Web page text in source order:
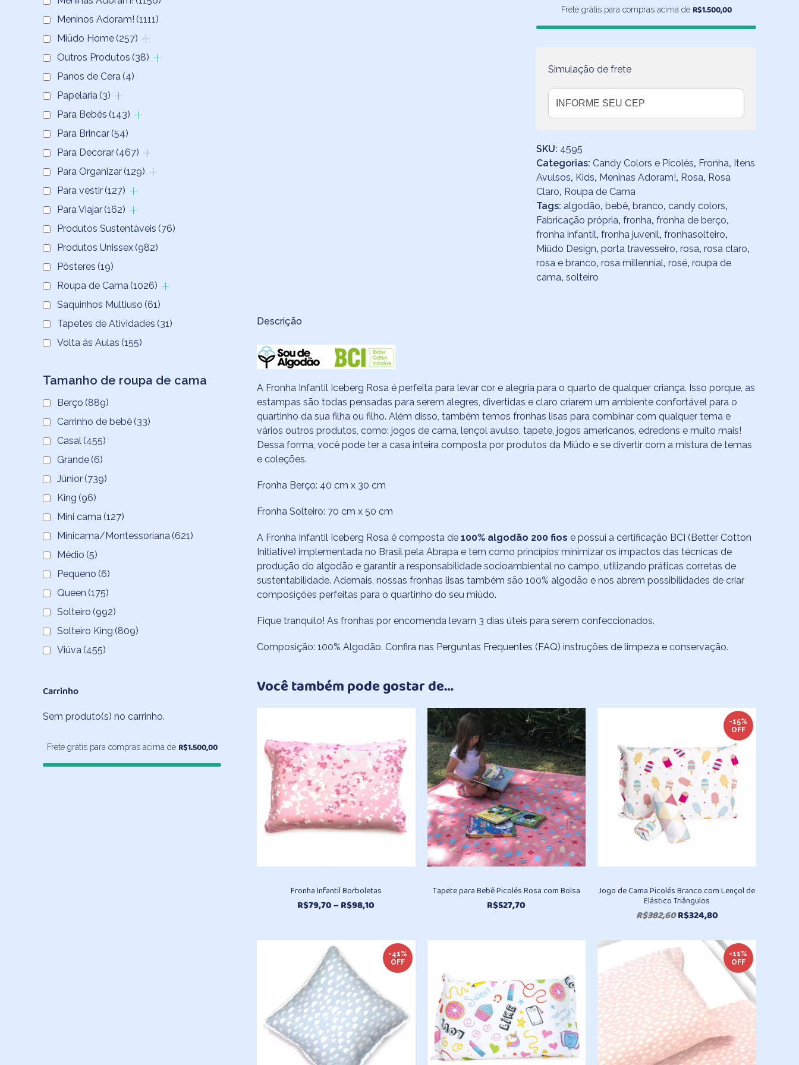
quantidade
Frete grátis para compras acima de R$1.500,00
Simulação de frete
SKU: 4595
Categorias: Candy Colors e Picolés, Fronha, Itens
Avulsos, Kids, Meninas Adoram!, Rosa, Rosa
Claro, Roupa de Cama
Tags: algodão,bebê,branco,candy colors,
Fabricação própria,fronha,fronha de berço,
fronha infantil,fronha juvenil,fronhasolteiro,
Miüdo Design,porta travesseiro,rosa,rosa claro,
rosa e branco,rosa millennial,rosé,roupa de
cama,solteiro
Descrição
A Fronha Infantil Iceberg Rosa é perfeita para levar cor e alegria para o quarto de qualquer criança. Isso porque, as
estampas são todas pensadas para serem alegres, divertidas e claro criarem um ambiente confortável para o
quartinho da sua filha ou filho. Além disso, também temos fronhas lisas para combinar com qualquer tema e
vários outros produtos, como: jogos de cama, lençol avulso, tapete, jogos americanos, edredons e muito mais!
Dessa forma, você pode ter a casa inteira composta por produtos da Miüdo e se divertir com a mistura de temas
e coleções.
Fronha Berço: 40 cm x 30 cm
Fronha Solteiro: 70 cm x 50 cm
A Fronha Infantil Iceberg Rosa é composta de 100% algodão 200 fios e possui a certificação BCI (Better Cotton
Initiative) implementada no Brasil pela Abrapa e tem como princípios minimizar os impactos das técnicas de
produção do algodão e garantir a responsabilidade socioambiental no campo, utilizando práticas corretas de
sustentabilidade.​ Ademais, nossas fronhas lisas também são 100% algodão e nos abrem possibilidades de criar
composições perfeitas para o quartinho do seu miúdo.
Fique tranquilo! As fronhas por encomenda levam 3 dias úteis para serem confeccionados.
Composição: 100% Algodão. Confira nas Perguntas Frequentes (FAQ) instruções de limpeza e conservação.
Você também pode gostar de…
Fronha Infantil Borboletas
R$79,70–R$98,10
R$79,70
através
R$98,10
Tapete para Bebê Picolés Rosa com Bolsa
R$527,70
-15%
OFF
Jogo de Cama Picolés Branco com Lençol de
Elástico Triângulos
R$382,60O
original
era:
R$382,60.
R$324,80O
atual
é:
R$324,80.
-41%
OFF
-11%
OFF
Meninos Adoram! (1111)
Miüdo Home (257)
Outros Produtos (38)
Panos de Cera (4)
Papelaria (3)
Para Bebês (143)
Para Brincar (54)
Para Decorar (467)
Para Organizar (129)
Para vestir (127)
Para Viajar (162)
Produtos Sustentáveis (76)
Produtos Unissex (982)
Pôsteres (19)
Roupa de Cama (1026)
Saquinhos Multiuso (61)
Tapetes de Atividades (31)
Volta às Aulas (155)
Tamanho de roupa de cama
Berço (889)
Carrinho de bebê (33)
Casal (455)
Grande (6)
Júnior (739)
King (96)
Mini cama (127)
Minicama/Montessoriana (621)
Médio (5)
Pequeno (6)
Queen (175)
Solteiro (992)
Solteiro King (809)
Viúva (455)
Carrinho
Sem produto(s) no carrinho.
Frete grátis para compras acima de R$1.500,00